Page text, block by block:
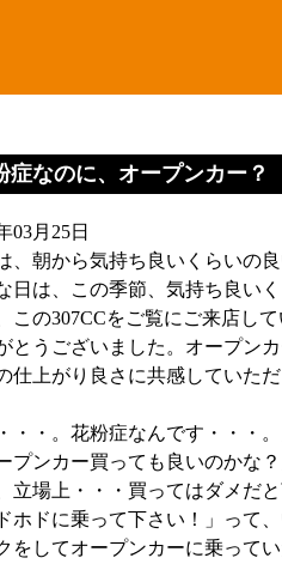
症なのに、オープンカー？
03月25日
、朝から気持ち良いくらいの良
日は、この季節、気持ち良い
この307CCをご覧にご来店し
とうございました。オープン
仕上がり良さに共感していただ
・・。花粉症なんです・・・。
プンカー買っても良いのかな
立場上・・・買ってはダメだと
ホドに乗って下さい！」って
をしてオープンカーに乗って